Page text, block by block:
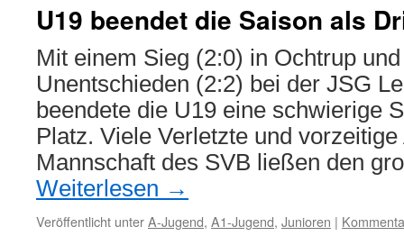
U19 beendet die Saison als
Mit einem Sieg (2:0) in Ochtrup
Unentschieden (2:2) bei der JSG
beendete die U19 eine schwierige
Platz. Viele Verletzte und
Mannschaft des SVB ließen den
Weiterlesen →
Veröffentlicht unterA-Jugend, A1-Jugend, Junioren |